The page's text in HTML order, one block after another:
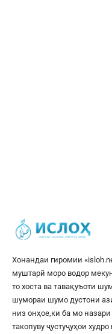
Хонандаи гиромии «
муштарӣ моро водор
то хоста ва тавақуъоти
шумораи шумо дустони
низ онҳое,ки ба мо
такопуву ҷустуҷуҳои